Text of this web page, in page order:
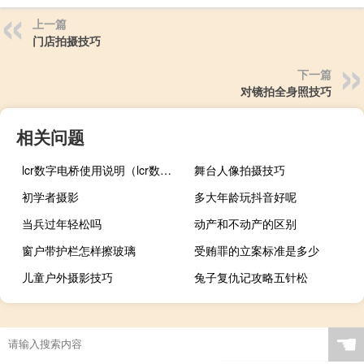
上一篇
门店拍摄技巧
下一篇
对镜拍全身照技巧
相关问题
lcr数字电桥使用说明（lcr数字电桥）
舞台人像拍摄技巧
初学者摄影
多大年龄玩抖音好呢
当兵过年轻松吗
动产和不动产的区别
窗户带护栏怎样擦玻璃
受贿罪的立案标准是多少
儿童户外摄影技巧
兔子复仇记攻略五针松
☚